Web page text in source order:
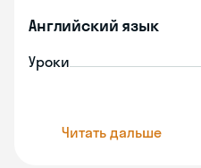
Английский язык
Уроки
Читать дальше